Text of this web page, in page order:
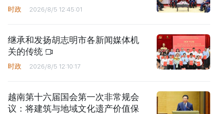
时政 2026/8/5 12:45:01
继承和发扬胡志明市各新闻媒体机
关的传统
时政 2026/8/5 12:10:17
越南第十六届国会第一次非常规会
议：将建筑与地域文化遗产价值保